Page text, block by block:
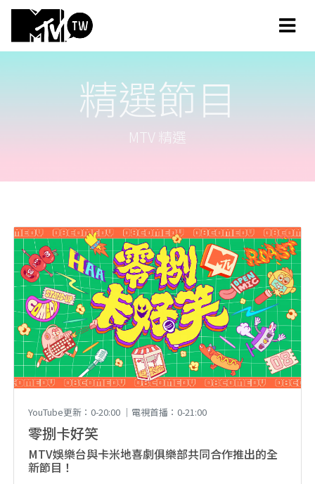
精選節目
MTV 精選
YouTube更新：0-20:00 ｜電視首播：0-21:00
零捌卡好笑
MTV娛樂台與卡米地喜劇俱樂部共同合作推出的全
新節目！